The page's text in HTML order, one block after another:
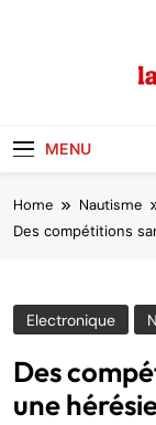
MENU
Home Nautisme
Des compétitions
Electronique
Des
une